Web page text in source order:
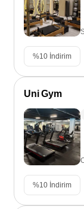
%10 İndirim
Uni Gym
%10 İndirim